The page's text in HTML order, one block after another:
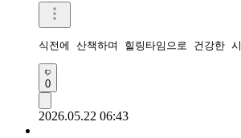
식전에 산책하며 힐링타임으로 건강한
0
2026.05.22 06:43